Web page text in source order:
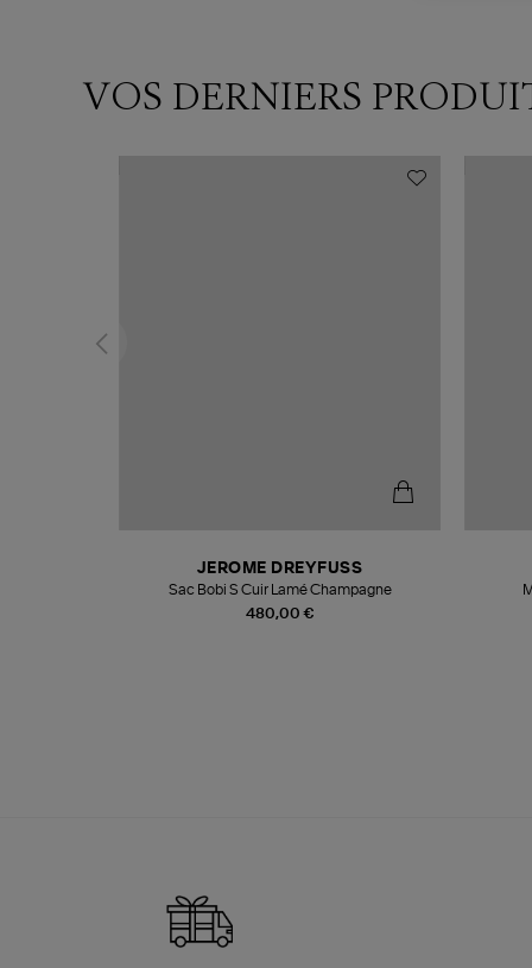
VOS DERNIERS
480,00 €
JEROME DREYFUSS
Sac Bobi S Cuir Lamé Champagne